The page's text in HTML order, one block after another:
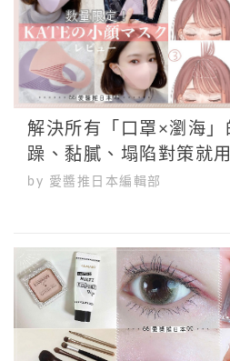
解決所有「口罩×瀏海」
躁、黏膩、塌陷對策就
by 愛醬推日本編輯部